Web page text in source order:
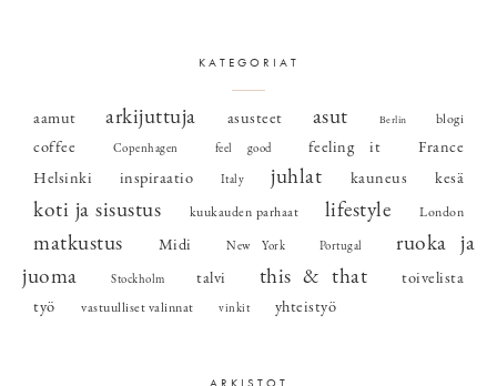
KATEGORIAT
aamut arkijuttuja asusteet asut Berlin blogi
coffee Copenhagen feel good feeling it
France
Helsinki
inspiraatio Italy juhlat kauneus kesä
koti ja sisustus kuukauden parhaat lifestyle London
matkustus Midi New York Portugal
ruoka ja
juoma
Stockholm talvi this & that
toivelista
työ
vastuulliset valinnat vinkit yhteistyö